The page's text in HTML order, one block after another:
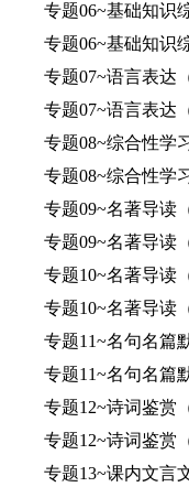
专题06~基础知识综
专题06~基础知识综
专题07~语言表达（
专题07~语言表达（
专题08~综合性学习
专题08~综合性学习
专题09~名著导读（
专题09~名著导读（
专题10~名著导读（
专题10~名著导读（
专题11~名句名篇默
专题11~名句名篇默
专题12~诗词鉴赏（
专题12~诗词鉴赏（
专题13~课内文言文